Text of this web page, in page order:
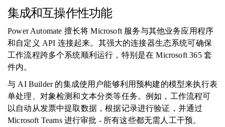
集成和互操作性功能
Power Automate 擅长将 Microsoft 服务与其他业务应用程序
和自定义 API 连接起来。其强大的连接器生态系统可确保
工作流程跨多个系统顺利运行，特别是在 Microsoft 365 套
件内。
与 AI Builder 的集成使用户能够利用预构建的模型来执行表
单处理、对象检测和文本分类等任务。例如，工作流程可
以自动从发票中提取数据，根据记录进行验证，并通过
Microsoft Teams 进行审批 - 所有这些都无需人工干预。